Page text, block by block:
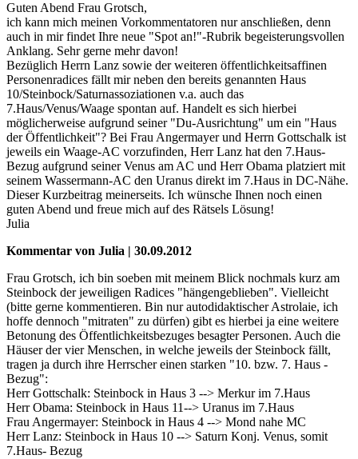
Guten Abend Frau Grotsch,
ich kann mich meinen Vorkommentatoren nur anschließen, denn
auch in mir findet Ihre neue "Spot an!"-Rubrik begeisterungsvollen
Anklang. Sehr gerne mehr davon!
Bezüglich Herrn Lanz sowie der weiteren öffentlichkeitsaffinen
Personenradices fällt mir neben den bereits genannten Haus
10/Steinbock/Saturnassoziationen v.a. auch das
7.Haus/Venus/Waage spontan auf. Handelt es sich hierbei
möglicherweise aufgrund seiner "Du-Ausrichtung" um ein "Haus
der Öffentlichkeit"? Bei Frau Angermayer und Herrn Gottschalk ist
jeweils ein Waage-AC vorzufinden, Herr Lanz hat den 7.Haus-
Bezug aufgrund seiner Venus am AC und Herr Obama platziert mit
seinem Wassermann-AC den Uranus direkt im 7.Haus in DC-Nähe.
Dieser Kurzbeitrag meinerseits. Ich wünsche Ihnen noch einen
guten Abend und freue mich auf des Rätsels Lösung!
Julia
Kommentar von Julia | 30.09.2012
Frau Grotsch, ich bin soeben mit meinem Blick nochmals kurz am
Steinbock der jeweiligen Radices "hängengeblieben". Vielleicht
(bitte gerne kommentieren. Bin nur autodidaktischer Astrolaie, ich
hoffe dennoch "mitraten" zu dürfen) gibt es hierbei ja eine weitere
Betonung des Öffentlichkeitsbezuges besagter Personen. Auch die
Häuser der vier Menschen, in welche jeweils der Steinbock fällt,
tragen ja durch ihre Herrscher einen starken "10. bzw. 7. Haus -
Bezug":
Herr Gottschalk: Steinbock in Haus 3 --> Merkur im 7.Haus
Herr Obama: Steinbock in Haus 11--> Uranus im 7.Haus
Frau Angermayer: Steinbock in Haus 4 --> Mond nahe MC
Herr Lanz: Steinbock in Haus 10 --> Saturn Konj. Venus, somit
7.Haus- Bezug